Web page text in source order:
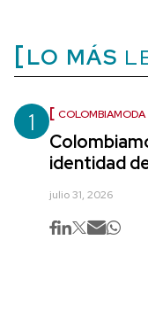
LO MÁS
1
identidad
julio 31, 2026